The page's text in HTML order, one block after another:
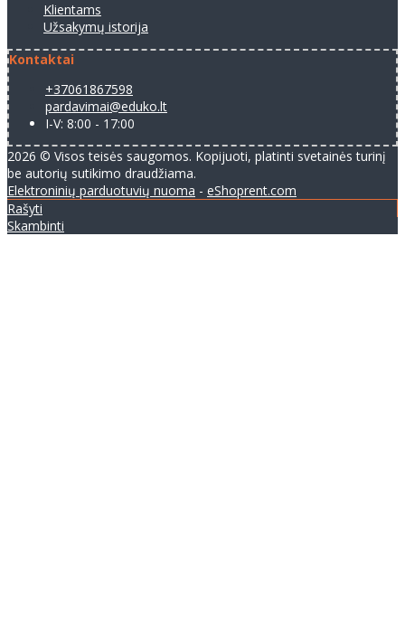
Klientams
Užsakymų istorija
Kontaktai
+37061867598
pardavimai@eduko.lt
I-V: 8:00 - 17:00
2026 © Visos teisės saugomos. Kopijuoti, platinti svetainės turinį
be autorių sutikimo draudžiama.
Elektroninių parduotuvių nuoma - eShoprent.com
Rašyti
Skambinti